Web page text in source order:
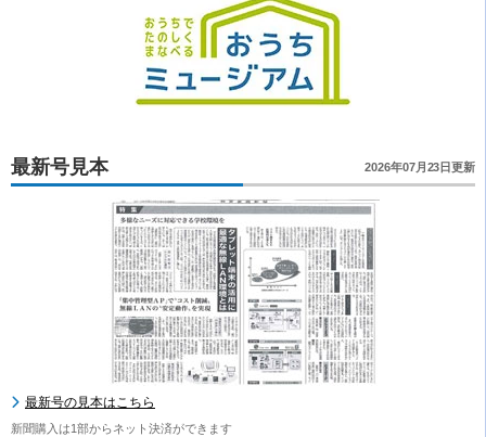
最新号見本 2026年07月23日更新
最新号の見本はこちら
新聞購入は1部からネット決済ができます